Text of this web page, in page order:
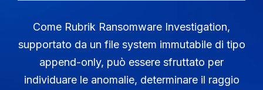
Come Rubrik Ransomware Investigation,
supportato da un file system immutabile di tipo
append-only, può essere sfruttato per
individuare le anomalie, determinare il raggio